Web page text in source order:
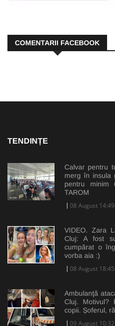
COMENTARII FACEBOOK
TENDINȚE
Calvar pentru
merg în insula
pentru minim
TAROM
08 August 14:49
VIDEO. Zara
Cluj: A fost
cumpărat o
vorba aia :)
08 August 18:45
Ambulanţă
Cluj. Motivul?
copii. Șoferul,
09 August 10:32